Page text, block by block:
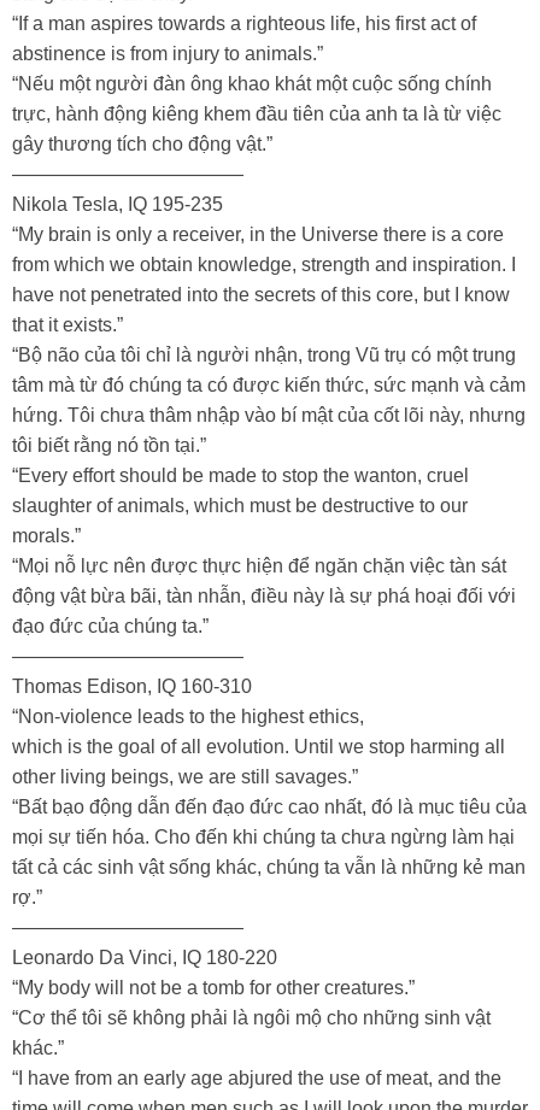
“If a man aspires towards a righteous life, his first act of
abstinence is from injury to animals.”
“Nếu một người đàn ông khao khát một cuộc sống chính
trực, hành động kiêng khem đầu tiên của anh ta là từ việc
gây thương tích cho động vật.”
————————————
Nikola Tesla, IQ 195-235
“My brain is only a receiver, in the Universe there is a core
from which we obtain knowledge, strength and inspiration. I
have not penetrated into the secrets of this core, but I know
that it exists.”
“Bộ não của tôi chỉ là người nhận, trong Vũ trụ có một trung
tâm mà từ đó chúng ta có được kiến thức, sức mạnh và cảm
hứng. Tôi chưa thâm nhập vào bí mật của cốt lõi này, nhưng
tôi biết rằng nó tồn tại.”
“Every effort should be made to stop the wanton, cruel
slaughter of animals, which must be destructive to our
morals.”
“Mọi nỗ lực nên được thực hiện để ngăn chặn việc tàn sát
động vật bừa bãi, tàn nhẫn, điều này là sự phá hoại đối với
đạo đức của chúng ta.”
————————————
Thomas Edison, IQ 160-310
“Non-violence leads to the highest ethics,
which is the goal of all evolution. Until we stop harming all
other living beings, we are still savages.”
“Bất bạo động dẫn đến đạo đức cao nhất, đó là mục tiêu của
mọi sự tiến hóa. Cho đến khi chúng ta chưa ngừng làm hại
tất cả các sinh vật sống khác, chúng ta vẫn là những kẻ man
rợ.”
————————————
Leonardo Da Vinci, IQ 180-220
“My body will not be a tomb for other creatures.”
“Cơ thể tôi sẽ không phải là ngôi mộ cho những sinh vật
khác.”
“I have from an early age abjured the use of meat, and the